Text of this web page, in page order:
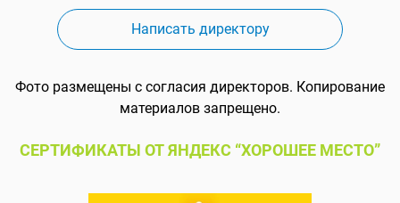
Написать директору
Фото размещены с согласия директоров. Копирование
материалов запрещено.
СЕРТИФИКАТЫ ОТ ЯНДЕКС “ХОРОШЕЕ МЕСТО”